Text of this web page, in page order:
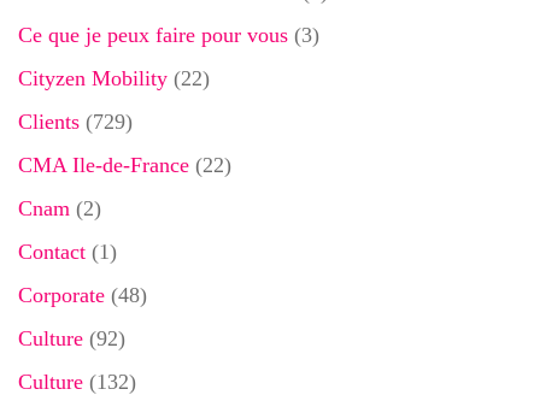
Ce que je peux faire pour vous (3)
Cityzen Mobility (22)
Clients (729)
CMA Ile-de-France (22)
Cnam (2)
Contact (1)
Corporate (48)
Culture (92)
Culture (132)